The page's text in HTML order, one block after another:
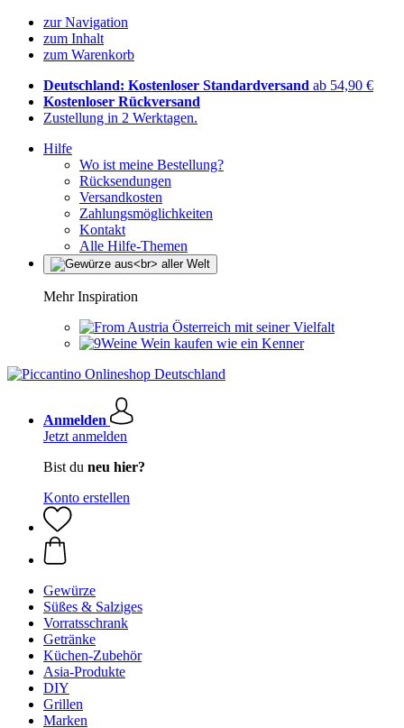
zur Navigation
zum Inhalt
zum Warenkorb
Deutschland: Kostenloser Standardversand ab 54,90 €
Kostenloser Rückversand
Zustellung in 2 Werktagen.
Hilfe
Wo ist meine Bestellung?
Rücksendungen
Versandkosten
Zahlungsmöglichkeiten
Kontakt
Alle Hilfe-Themen
Mehr Inspiration
Österreich mit seiner Vielfalt
Wein kaufen wie ein Kenner
Anmelden
Jetzt anmelden
Bist du neu hier?
Konto erstellen
Gewürze
Süßes & Salziges
Vorratsschrank
Getränke
Küchen-Zubehör
Asia-Produkte
DIY
Grillen
Marken